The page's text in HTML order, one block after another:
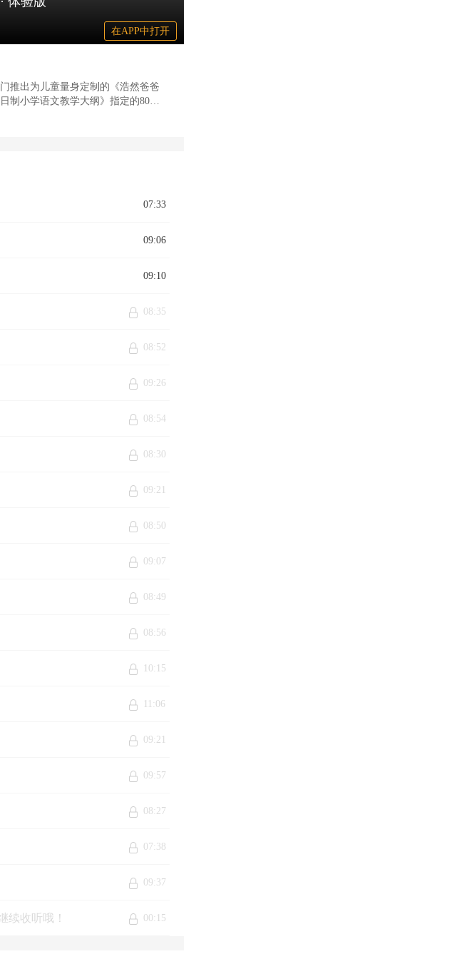
在APP中打开
推出为儿童量身定制的《浩然爸爸
制小学语文教学大纲》指定的80篇
亲子吟诵，不仅可以让宝贝学到更
，而是文学、历史、艺术、科学的
在讲述完相关典故故事后，让孩子
该首诗词。
小小学霸，从3000多位小朋友中脱
07:33
09:06
09:10
08:35
08:52
09:26
08:54
08:30
09:21
08:50
09:07
08:49
08:56
10:15
11:06
09:21
09:57
08:27
07:38
09:37
续收听哦！ 00:15